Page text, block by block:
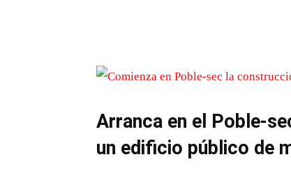
Arranca en el Poble-
un edificio público de